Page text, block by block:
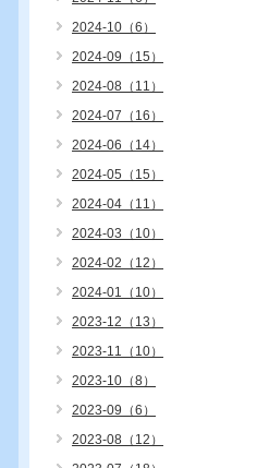
2024-10（6）
2024-09（15）
2024-08（11）
2024-07（16）
2024-06（14）
2024-05（15）
2024-04（11）
2024-03（10）
2024-02（12）
2024-01（10）
2023-12（13）
2023-11（10）
2023-10（8）
2023-09（6）
2023-08（12）